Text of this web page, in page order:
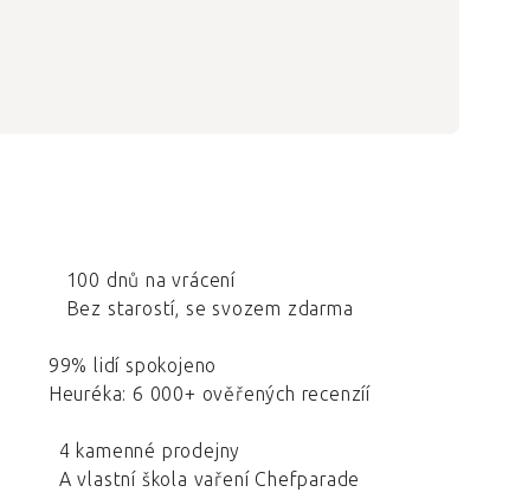
100 dnů na vrácení
Bez starostí, se svozem zdarma
99% lidí spokojeno
Heuréka: 6 000+ ověřených recenzíí
4 kamenné prodejny
A vlastní škola vaření Chefparade